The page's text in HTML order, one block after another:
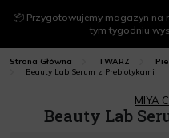
📦 Przygotowujemy magazyn na
tym tygodniu
Strona Główna TWARZ
Beauty Lab Serum z Prebiotykami
MIYA
Beauty Lab